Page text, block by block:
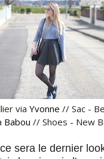
via Yvonne // Sac -
Babou // Shoes - New
sera le dernier